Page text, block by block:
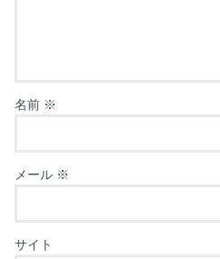
名前 ※
メール ※
サイト